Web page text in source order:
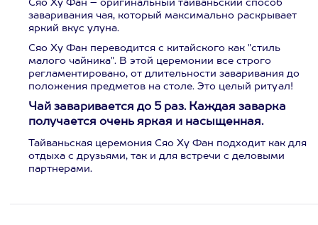
Сяо Ху Фан – оригинальный тайваньский способ
заваривания чая, который максимально раскрывает
яркий вкус улуна.
Сяо Ху Фан переводится с китайского как "стиль
малого чайника". В этой церемонии все строго
регламентировано, от длительности заваривания до
положения предметов на столе. Это целый ритуал!
Чай заваривается до 5 раз. Каждая заварка
получается очень яркая и насыщенная.
Тайваньская церемония Сяо Ху Фан подходит как для
отдыха с друзьями, так и для встречи с деловыми
партнерами.